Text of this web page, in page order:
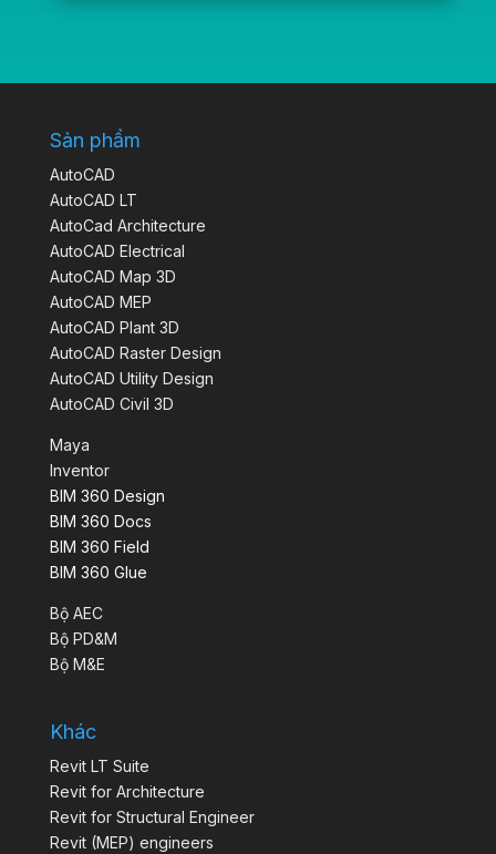
Sản phẩm
AutoCAD
AutoCAD LT
AutoCad Architecture
AutoCAD Electrical
AutoCAD Map 3D
AutoCAD MEP
AutoCAD Plant 3D
AutoCAD Raster Design
AutoCAD Utility Design
AutoCAD Civil 3D
Maya
Inventor
BIM 360 Design
BIM 360 Docs
BIM 360 Field
BIM 360 Glue
Bộ AEC
Bộ PD&M
Bộ M&E
Khác
Revit LT Suite
Revit for Architecture
Revit for Structural Engineer
Revit (MEP) engineers